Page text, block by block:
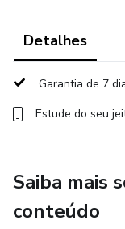
Detalhes
Garantia de 7
Estude do seu
Saiba mais
conteúdo